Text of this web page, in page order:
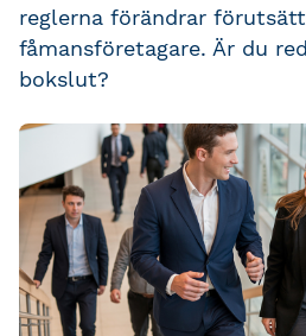
reglerna förändrar
fåmansföretagare. Är du
bokslut?